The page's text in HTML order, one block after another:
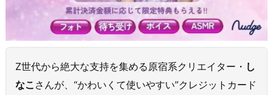
Z世代から絶大な支持を集める原宿系クリエイター・ し
なこ さんが、“かわいくて使いやすい”クレジットカード